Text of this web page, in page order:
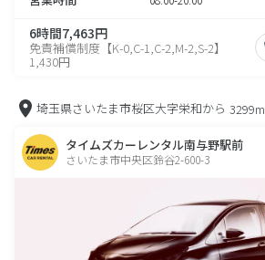
6時間7,463円
免責補償制度【K-0,C-1,C-2,M-2,S-2】
1,430円
埼玉県さいたま市桜区大字栄和から 3299m
タイムズカーレンタル南与野駅前
さいたま市中央区鈴谷2-600-3